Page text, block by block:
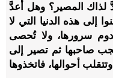
لذاك المصير؟ وهل أعدَّ
إلى هذه الدنيا التي لا
سرورها، ولا تُحصى
تُعجب صاحبها ثم تصير إلى
أحوالها، فاتخذوها